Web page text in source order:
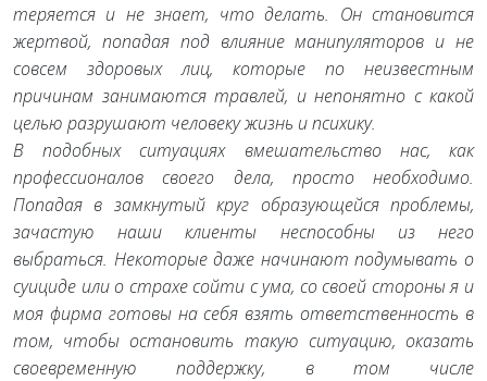
теряется и не знает, что делать. Он становится
жертвой, попадая под влияние манипуляторов и не
совсем здоровых лиц, которые по неизвестным
причинам занимаются травлей, и непонятно с какой
целью разрушают человеку жизнь и психику.
В подобных ситуациях вмешательство нас, как
профессионалов своего дела, просто необходимо.
Попадая в замкнутый круг образующейся проблемы,
зачастую наши клиенты неспособны из него
выбраться. Некоторые даже начинают подумывать о
суициде или о страхе сойти с ума, со своей стороны я и
моя фирма готовы на себя взять ответственность в
том, чтобы остановить такую ситуацию, оказать
своевременную поддержку, в том числе